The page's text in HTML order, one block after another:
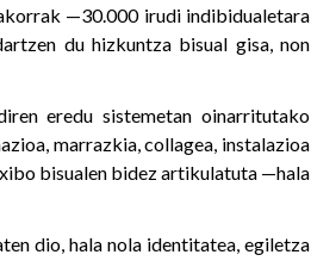
—30.000 irudi indibidualetara
du hizkuntza bisual gisa, non
eredu sistemetan oinarritutako
marrazkia, collagea, instalazioa
bisualen bidez artikulatuta —hala
dio, hala nola identitatea, egiletza